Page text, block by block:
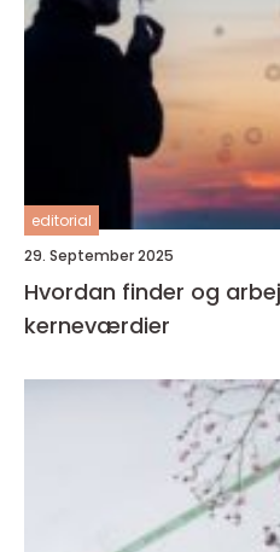
editorial
29. September 2025
Hvordan finder og
kerneværdier